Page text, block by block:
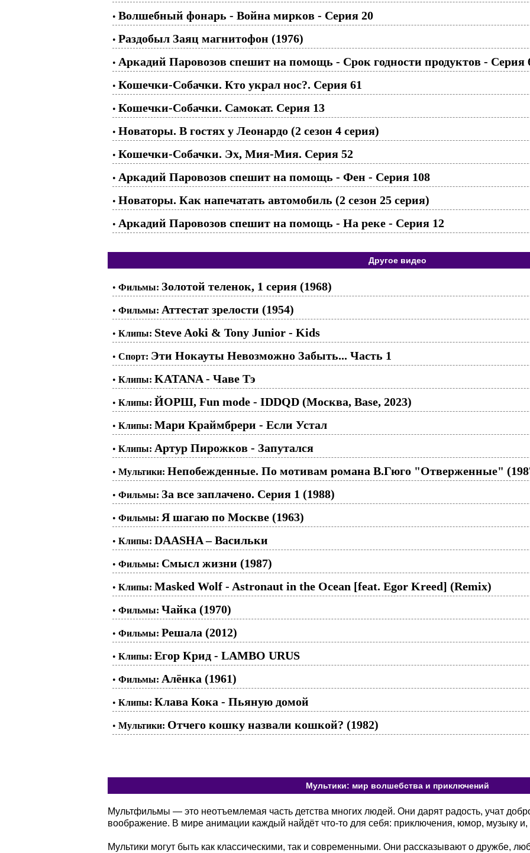
• Волшебный фонарь - Война мирков - Серия 20
• Раздобыл Заяц магнитофон (1976)
• Аркадий Паровозов спешит на помощь - Срок годности продуктов - Серия
• Кошечки-Собачки. Кто украл нос?. Серия 61
• Кошечки-Собачки. Самокат. Серия 13
• Новаторы. В гостях у Леонардо (2 сезон 4 серия)
• Кошечки-Собачки. Эх, Мия-Мия. Серия 52
• Аркадий Паровозов спешит на помощь - Фен - Серия 108
• Новаторы. Как напечатать автомобиль (2 сезон 25 серия)
• Аркадий Паровозов спешит на помощь - На реке - Серия 12
Другое видео
• Фильмы: Золотой теленок, 1 серия (1968)
• Фильмы: Аттестат зрелости (1954)
• Клипы: Steve Aoki & Tony Junior - Kids
• Спорт: Эти Нокауты Невозможно Забыть... Часть 1
• Клипы: KATANA - Чаве Тэ
• Клипы: ЙОРШ, Fun mode - IDDQD (Москва, Base, 2023)
• Клипы: Мари Краймбрери - Если Устал
• Клипы: Артур Пирожков - Запутался
• Мультики: Непобежденные. По мотивам романа В.Гюго "Отверженные"
• Фильмы: За все заплачено. Серия 1 (1988)
• Фильмы: Я шагаю по Москве (1963)
• Клипы: DAASHA – Васильки
• Фильмы: Смысл жизни (1987)
• Клипы: Masked Wolf - Astronaut in the Ocean [feat. Egor Kreed] (Remix)
• Фильмы: Чайка (1970)
• Фильмы: Решала (2012)
• Клипы: Егор Крид - LAMBO URUS
• Фильмы: Алёнка (1961)
• Клипы: Клава Кока - Пьяную домой
• Мультики: Отчего кошку назвали кошкой? (1982)
Мультики: мир волшебства и приключений
Мультфильмы — это неотъемлемая часть детства многих людей. Они дарят радость, учат
воображение. В мире анимации каждый найдёт что-то для себя: приключения, юмор, музыку и,
Мультики могут быть как классическими, так и современными. Они рассказывают о дружбе,